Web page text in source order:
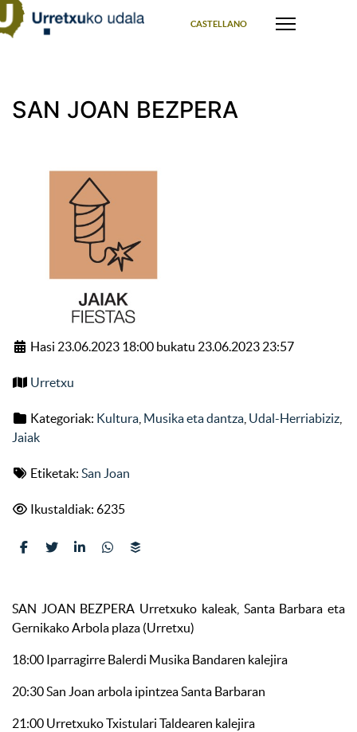
CASTELLANO
SAN JOAN BEZPERA
Hasi 23.06.2023 18:00 bukatu 23.06.2023 23:57
Urretxu
Kategoriak: Kultura Musika eta dantza Udal-Herriabiziz
Jaiak
Etiketak: San Joan
Ikustaldiak: 6235
SAN JOAN BEZPERA Urretxuko kaleak, Santa Barbara eta
Gernikako Arbola plaza (Urretxu)
18:00 Iparragirre Balerdi Musika Bandaren kalejira
20:30 San Joan arbola ipintzea Santa Barbaran
21:00 Urretxuko Txistulari Taldearen kalejira